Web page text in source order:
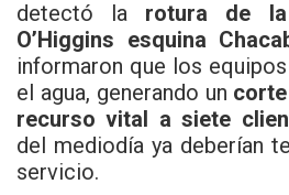
detectó la rotura de
O’Higgins esquina
informaron que los
el agua, generando un
recurso vital a siete
del mediodía ya deberían
servicio.